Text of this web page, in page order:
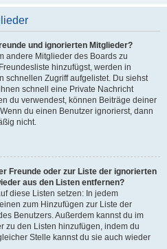
und ignorierten Mitglieder?
andere Mitglieder des Boards zu
hinzufügst, werden in
schnellen Zugriff aufgelistet. Du siehst
schnell eine Private Nachricht
du verwendest, können Beiträge deiner
du einen Benutzer ignorierst, dann
nicht.
Freunde oder zur Liste der ignorierten
aus den Listen entfernen?
diese Listen setzen: In jedem
zum Hinzufügen zur Liste der
Benutzers. Außerdem kannst du im
zu den Listen hinzufügen, indem du
Stelle kannst du sie auch wieder